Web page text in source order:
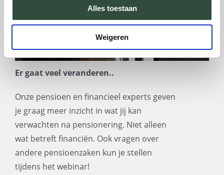
Alles toestaan
Weigeren
Er gaat veel veranderen..
Onze pensioen en financieel experts geven
je graag meer inzicht in wat jij kan
verwachten na pensionering. Niet alleen
wat betreft financiën. Ook vragen over
andere pensioenzaken kun je stellen
tijdens het webinar!